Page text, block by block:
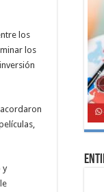
los
los
y